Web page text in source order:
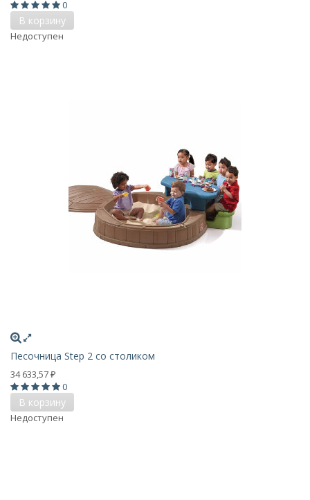
0
В корзину
Недоступен
Песочница Step 2 со столиком
34 633,57 ₽
0
В корзину
Недоступен